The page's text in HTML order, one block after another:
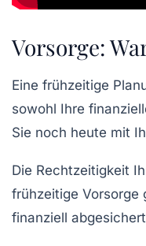
Vorsorge:
Eine frühzeitige
sowohl Ihre
Sie noch heute mit
Die Rechtzeitigkeit
frühzeitige Vorsorge
finanziell